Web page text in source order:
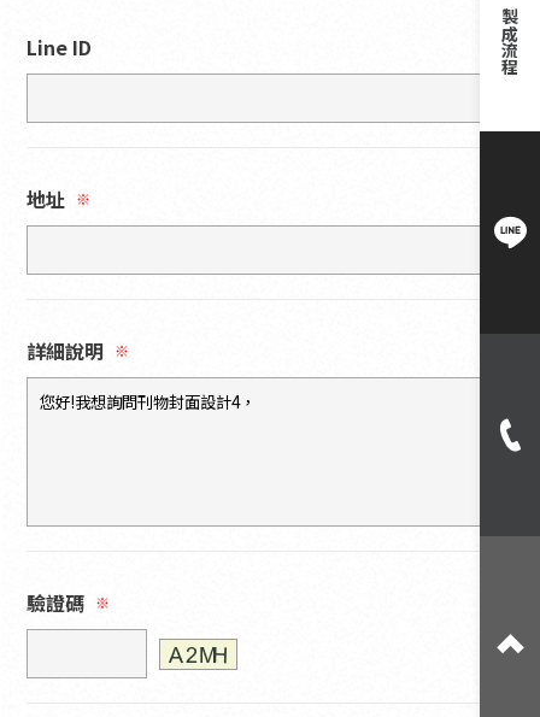
Line ID
地址 ※
詳細說明 ※
驗證碼 ※
製成流程